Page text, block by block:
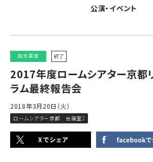
公演・イベント
自主事業 終了
2017年度ロームシアター京都
ラム最終報告会
2018年3月20日（火）
ロームシアター京都 会議室2